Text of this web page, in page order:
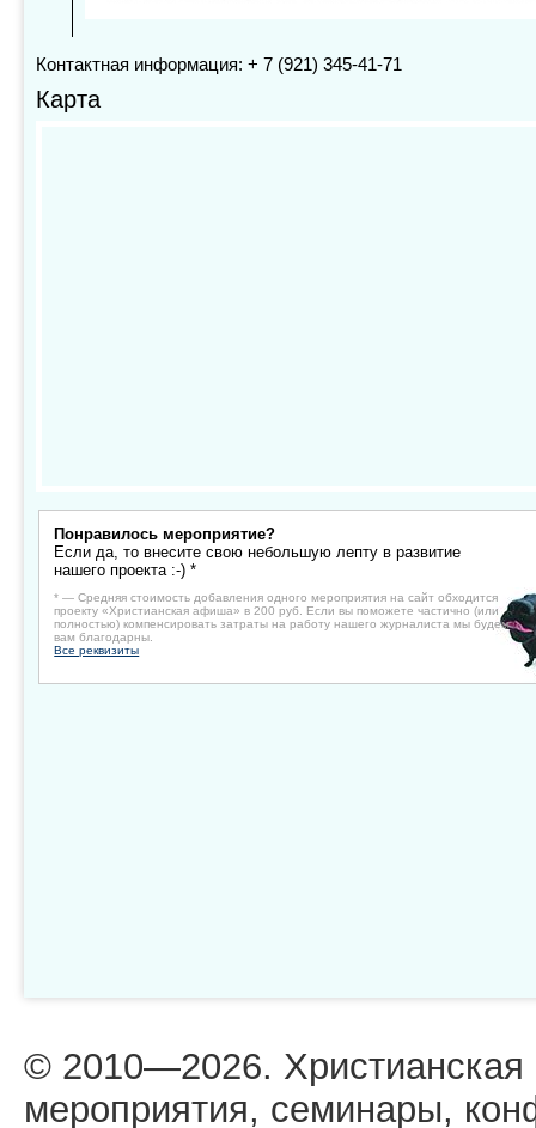
Контактная информация: + 7 (921) 345-41-71
Карта
Понравилось мероприятие?
Если да, то внесите свою небольшую лепту в развитие
нашего проекта :-) *
* — Средняя стоимость добавления одного мероприятия на сайт обходится
проекту «Христианская афиша» в 200 руб. Если вы поможете частично (или
полностью) компенсировать затраты на работу нашего журналиста мы будем
вам благодарны.
Все реквизиты
© 2010—2026.
мероприятия, семинары,